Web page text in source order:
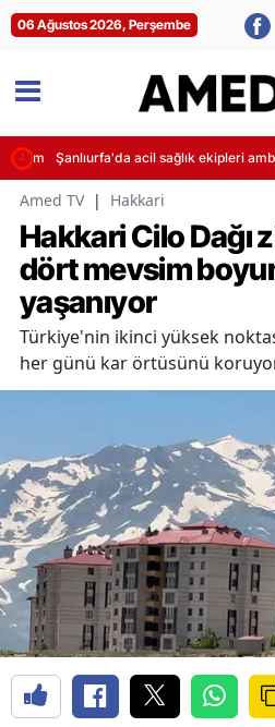
06 Ağustos 2026, Perşembe
Şanlıurfa'da acil sağlık ekipleri
Amed TV | Hakkari
Hakkari Cilo Dağı
dört mevsim
yaşanıyor
Türkiye'nin ikinci yüksek
her günü kar örtüsünü